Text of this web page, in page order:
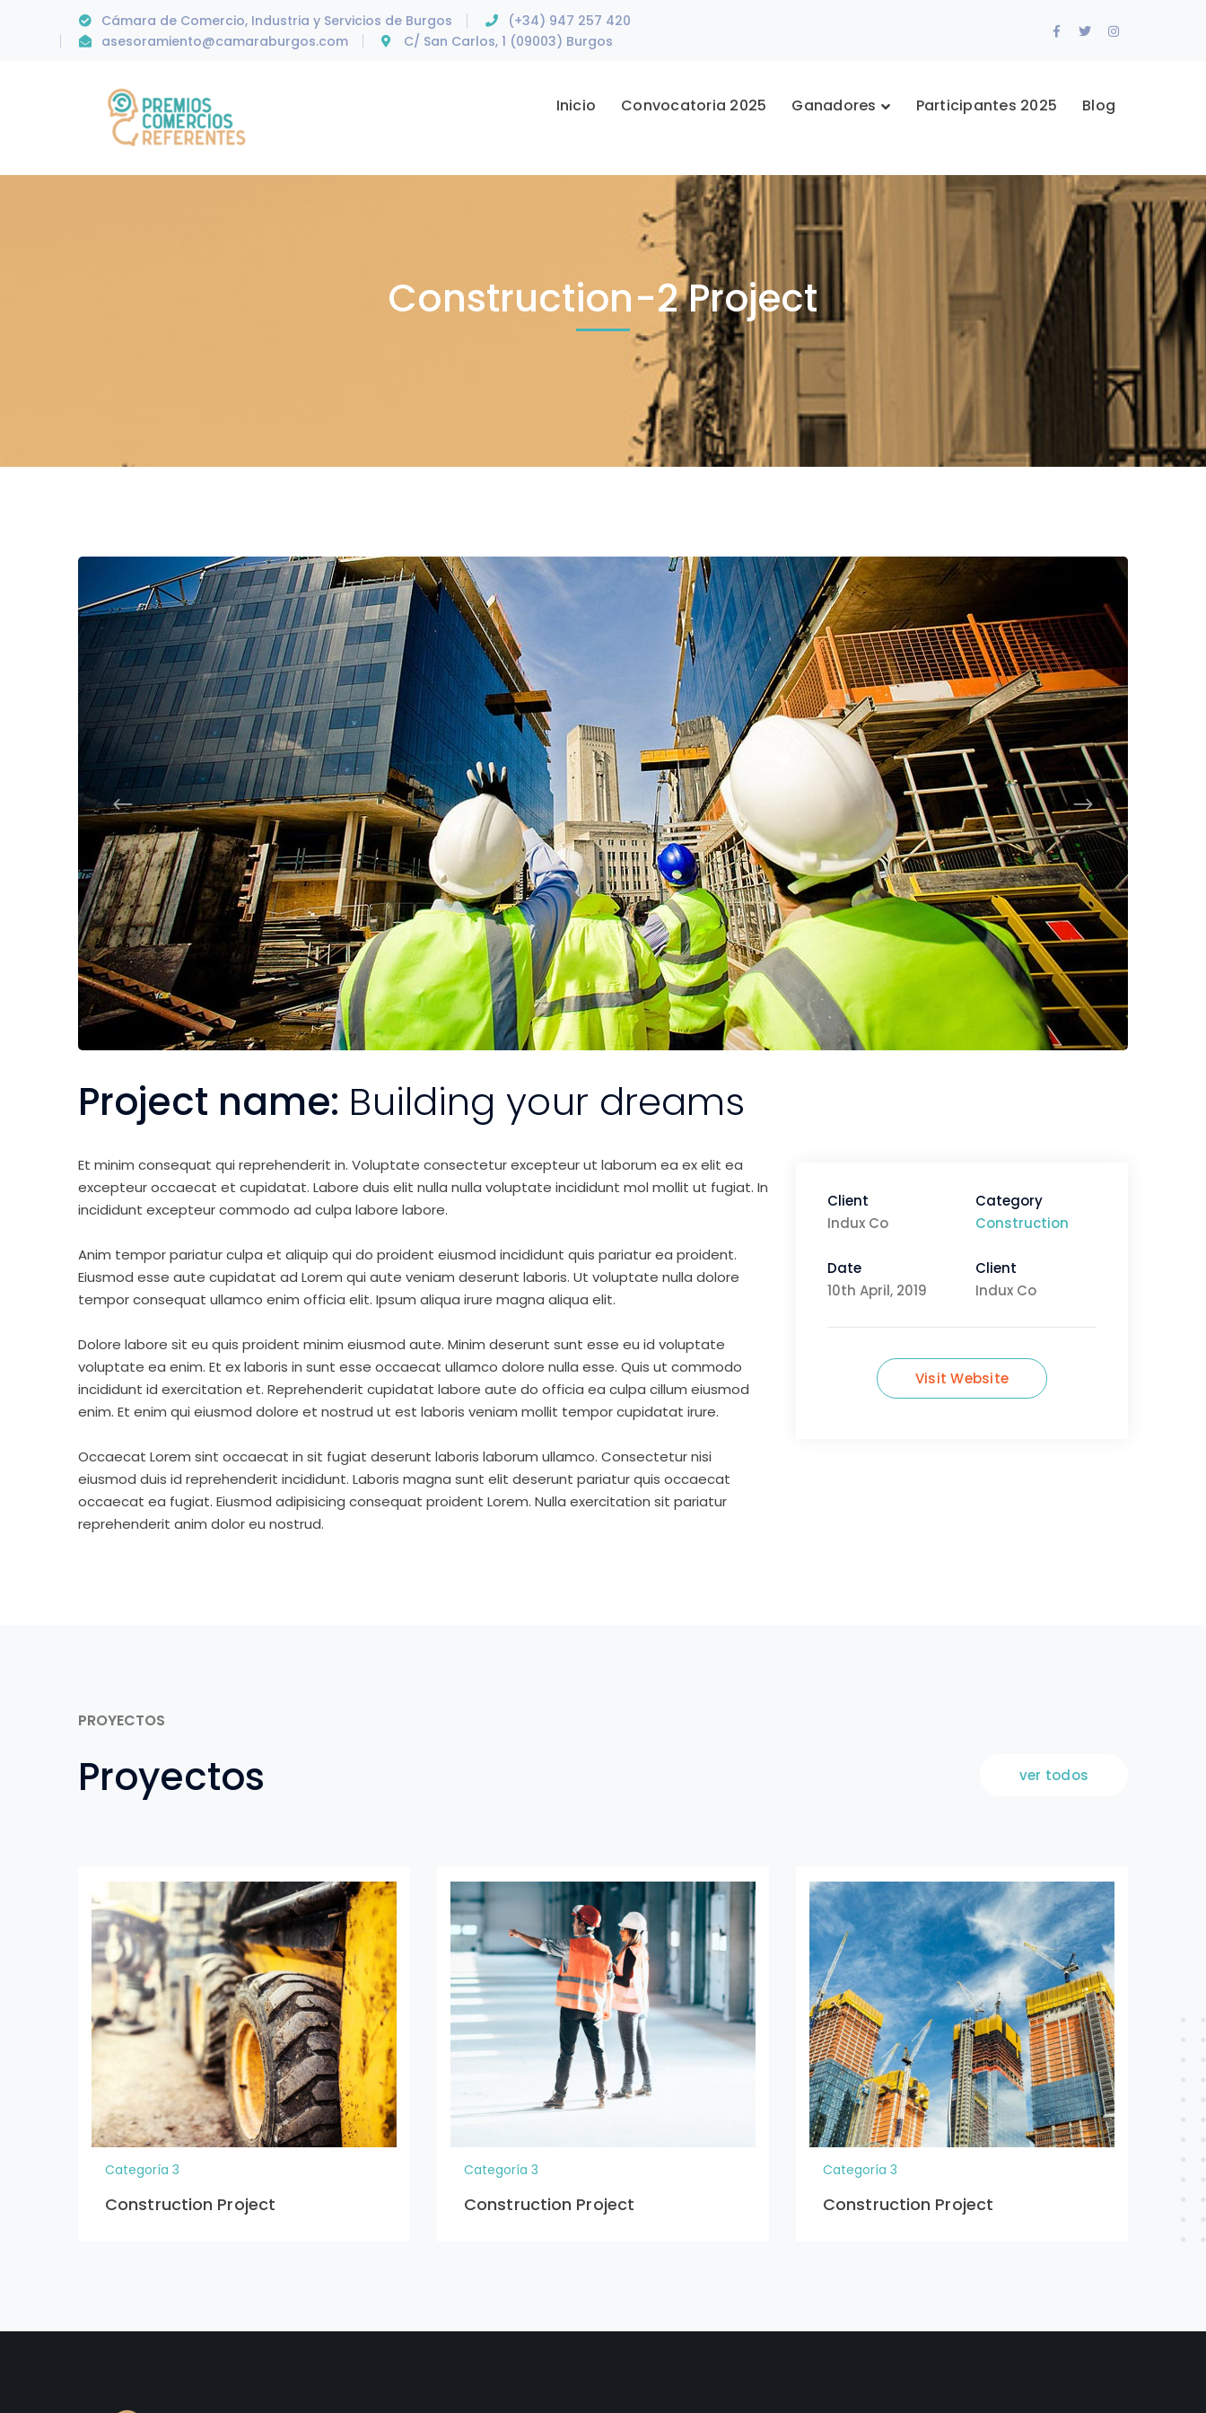
Cámara de Comercio, Industria y Servicios de Burgos
(+34) 947 257 420
asesoramiento@camaraburgos.com
C/ San Carlos, 1 (09003) Burgos
Facebook
TwitterInstagram
Inicio Convocatoria 2025 Ganadores Participantes 2025 Blog
Construction-2 Project
Project name: Building your dreams
Et minim consequat qui reprehenderit in. Voluptate consectetur excepteur ut laborum ea ex elit ea
excepteur occaecat et cupidatat. Labore duis elit nulla nulla voluptate incididunt mol mollit ut fugiat. In
incididunt excepteur commodo ad culpa labore labore.
Anim tempor pariatur culpa et aliquip qui do proident eiusmod incididunt quis pariatur ea proident.
Eiusmod esse aute cupidatat ad Lorem qui aute veniam deserunt laboris. Ut voluptate nulla dolore
tempor consequat ullamco enim officia elit. Ipsum aliqua irure magna aliqua elit.
Dolore labore sit eu quis proident minim eiusmod aute. Minim deserunt sunt esse eu id voluptate
voluptate ea enim. Et ex laboris in sunt esse occaecat ullamco dolore nulla esse. Quis ut commodo
incididunt id exercitation et. Reprehenderit cupidatat labore aute do officia ea culpa cillum eiusmod
enim. Et enim qui eiusmod dolore et nostrud ut est laboris veniam mollit tempor cupidatat irure.
Occaecat Lorem sint occaecat in sit fugiat deserunt laboris laborum ullamco. Consectetur nisi
eiusmod duis id reprehenderit incididunt. Laboris magna sunt elit deserunt pariatur quis occaecat
occaecat ea fugiat. Eiusmod adipisicing consequat proident Lorem. Nulla exercitation sit pariatur
reprehenderit anim dolor eu nostrud.
Client
Indux Co
Category
Construction
Date
10th April, 2019
Client
Indux Co
Visit Website
PROYECTOS
Proyectos ver todos
Categoría 3
Construction Project
Categoría 3
Construction Project
Categoría 3
Construction Project